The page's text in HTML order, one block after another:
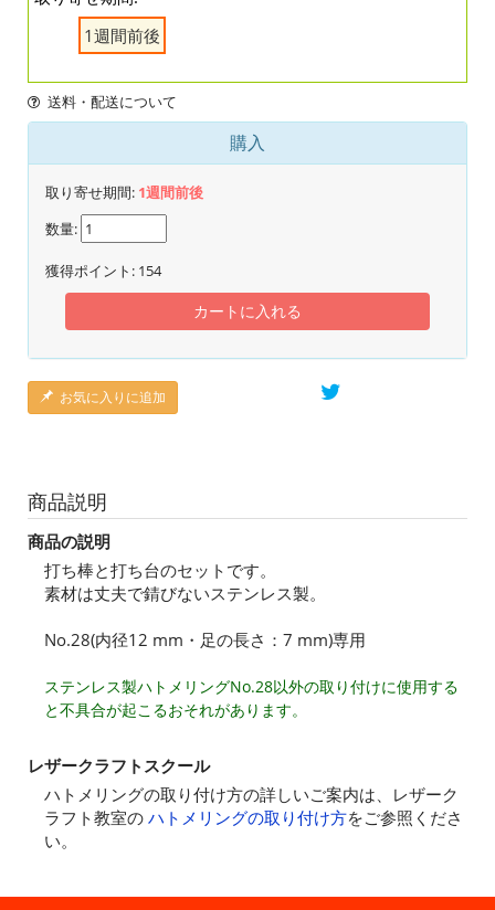
1週間前後
送料・配送について
購入
取り寄せ期間: 1週間前後
数量:
獲得ポイント: 154
カートに入れる
お気に入りに追加
商品説明
商品の説明
打ち棒と打ち台のセットです。
素材は丈夫で錆びないステンレス製。
No.28(内径12 mm・足の長さ：7 mm)専用
ステンレス製ハトメリングNo.28以外の取り付けに使用する
と不具合が起こるおそれがあります。
レザークラフトスクール
ハトメリングの取り付け方の詳しいご案内は、レザーク
ラフト教室の ハトメリングの取り付け方をご参照くださ
い。